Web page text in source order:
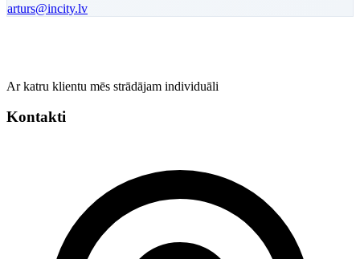
arturs@incity.lv
Ar katru klientu mēs strādājam individuāli
Kontakti